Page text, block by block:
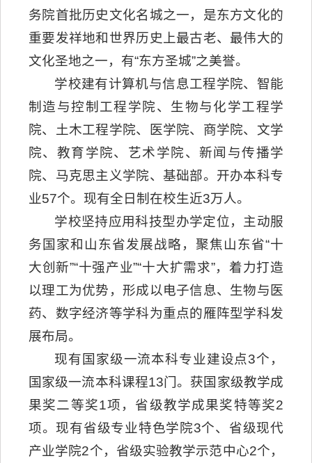
务院首批历史文化名城之一，是东方文化的
重要发祥地和世界历史上最古老、最伟大的
文化圣地之一，有“东方圣城”之美誉。
学校建有计算机与信息工程学院、智能
制造与控制工程学院、生物与化学工程学
院、土木工程学院、医学院、商学院、文学
院、教育学院、艺术学院、新闻与传播学
院、马克思主义学院、基础部。开办本科专
业57个。现有全日制在校生近3万人。
学校坚持应用科技型办学定位，主动服
务国家和山东省发展战略，聚焦山东省“十
大创新”“十强产业”“十大扩需求”，着力打造
以理工为优势，形成以电子信息、生物与医
药、数字经济等学科为重点的雁阵型学科发
展布局。
现有国家级一流本科专业建设点3个，
国家级一流本科课程13门。获国家级教学成
果奖二等奖1项，省级教学成果奖特等奖2
项。现有省级专业特色学院3个、省级现代
产业学院2个，省级实验教学示范中心2个，